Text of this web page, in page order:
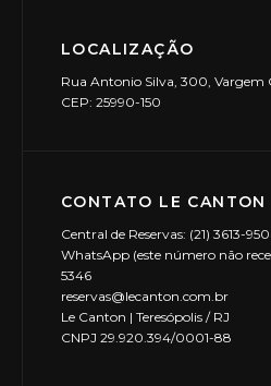
LOCALIZAÇÃO
Rua Antonio Silva, 300, Vargem
CEP: 25990-150
CONTATO LE CANTON
Central de Reservas: (21) 3613-
WhatsApp (este número não
5346
reservas@lecanton.com.br
Le Canton | Teresópolis / RJ
CNPJ 29.920.394/0001-88